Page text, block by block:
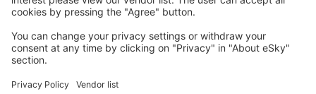
Cele mai căutate cazări de către utilizatorii eSky
Cazare în Polonia - Orașe populare